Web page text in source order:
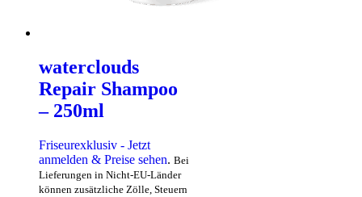
waterclouds
Repair Shampoo
– 250ml
Friseurexklusiv - Jetzt
anmelden & Preise sehen. Bei
Lieferungen in Nicht-EU-Länder
können zusätzliche Zölle, Steuern